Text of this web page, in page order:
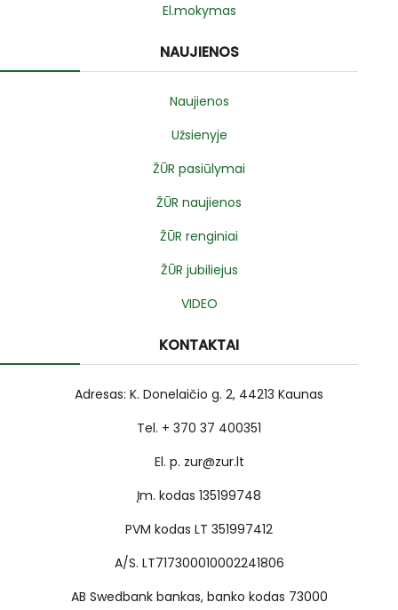
El.mokymas
NAUJIENOS
Naujienos
Užsienyje
ŽŪR pasiūlymai
ŽŪR naujienos
ŽŪR renginiai
ŽŪR jubiliejus
VIDEO
KONTAKTAI
Adresas: K. Donelaičio g. 2, 44213 Kaunas
Tel. + 370 37 400351
El. p. zur@zur.lt
Įm. kodas 135199748
PVM kodas LT 351997412
A/S. LT717300010002241806
AB Swedbank bankas, banko kodas 73000